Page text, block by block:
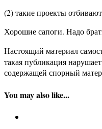
(2) такие проекты
Хорошие сапоги. Надо
Настоящий материал
такая публикация
содержащей спорный
You may also like...